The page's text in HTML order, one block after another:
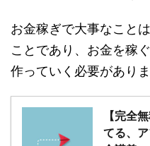
お金稼ぎで大事なこと
ことであり、お金を稼
作っていく必要がありま
【完全
てる、